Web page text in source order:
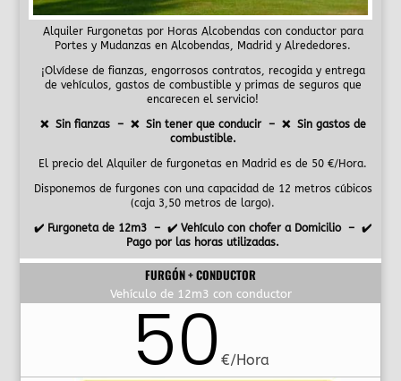
Alquiler Furgonetas por Horas Alcobendas con conductor para
Portes y Mudanzas en Alcobendas, Madrid y Alrededores.
¡Olvídese de fianzas, engorrosos contratos, recogida y entrega
de vehículos, gastos de combustible y primas de seguros que
encarecen el servicio!
❌ Sin fianzas – ❌ Sin tener que conducir – ❌ Sin gastos de
combustible.
El precio del Alquiler de furgonetas en Madrid es de 50 €/Hora.
Disponemos de furgones con una capacidad de 12 metros cúbicos
(caja 3,50 metros de largo).
✔️ Furgoneta de 12m3 – ✔️ Vehículo con chofer a Domicilio – ✔️
Pago por las horas utilizadas.
FURGÓN + CONDUCTOR
Vehículo de 12m3 con conductor
50 €/Hora